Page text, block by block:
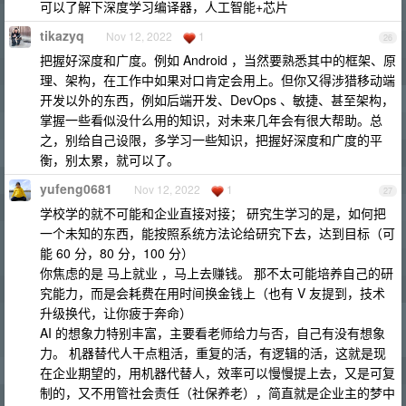
可以了解下深度学习编译器，人工智能+芯片
26
tikazyq Nov 12, 2022 1
把握好深度和广度。例如 Android ，当然要熟悉其中的框架、原
理、架构，在工作中如果对口肯定会用上。但你又得涉猎移动端
开发以外的东西，例如后端开发、DevOps 、敏捷、甚至架构，
掌握一些看似没什么用的知识，对未来几年会有很大帮助。总
之，别给自己设限，多学习一些知识，把握好深度和广度的平
衡，别太累，就可以了。
27
yufeng0681 Nov 12, 2022 1
学校学的就不可能和企业直接对接； 研究生学习的是，如何把
一个未知的东西，能按照系统方法论给研究下去，达到目标（可
能 60 分，80 分，100 分）
你焦虑的是 马上就业 ，马上去赚钱。 那不太可能培养自己的研
究能力，而是会耗费在用时间换金钱上（也有 V 友提到，技术
升级换代，让你疲于奔命）
AI 的想象力特别丰富，主要看老师给力与否，自己有没有想象
力。 机器替代人干点粗活，重复的活，有逻辑的活，这就是现
在企业期望的，用机器代替人，效率可以慢慢提上去，又是可复
制的，又不用管社会责任（社保养老），简直就是企业主的梦中